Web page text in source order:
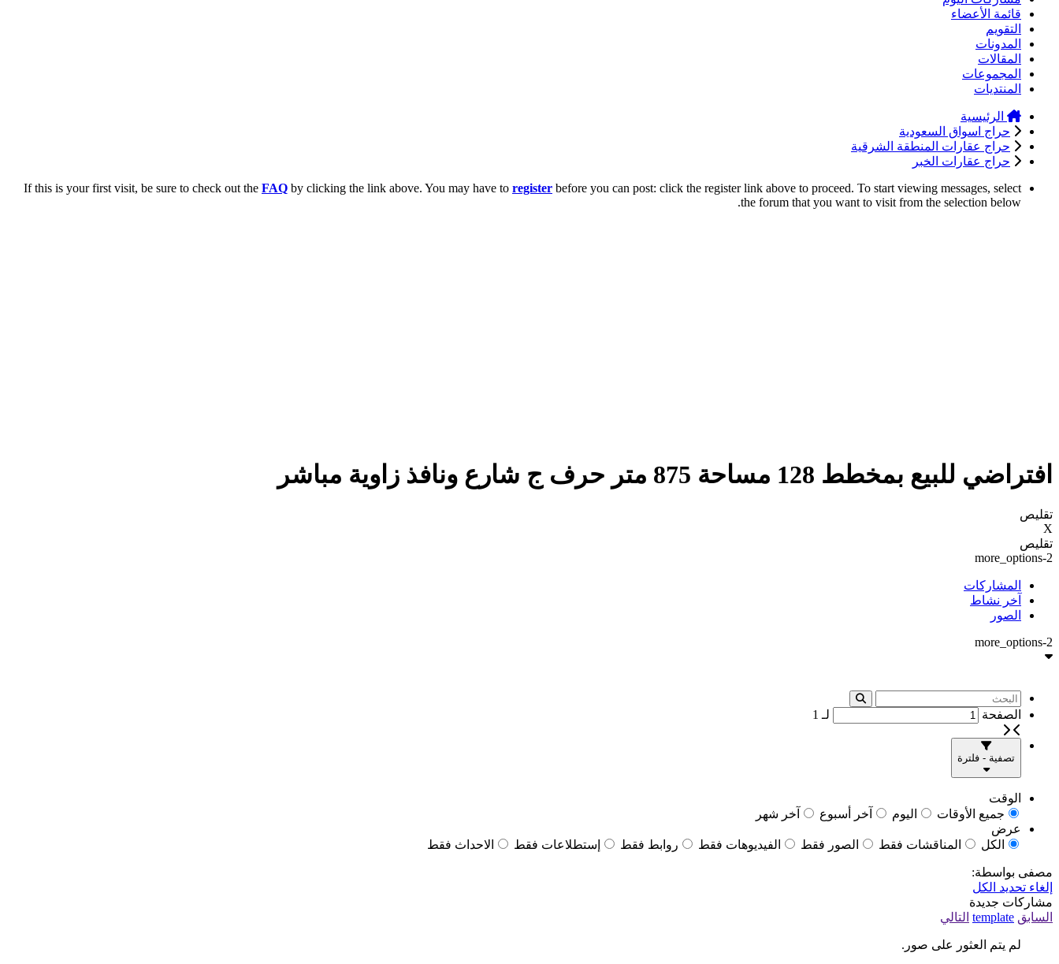
قائمة الأعضاء
التقويم
المدونات
المقالات
المجموعات
المنتديات
الرئيسية
حراج اسواق السعودية
حراج عقارات المنطقة الشرقية
حراج عقارات الخبر
If this is your first visit, be sure to check out the FAQ by clicking the link above. You may have to register before you can post: click the register link above to proceed. To start viewing messages, select
the forum that you want to visit from the selection below.
افتراضي للبيع بمخطط 128 مساحة 875 متر حرف ج شارع ونافذ زاوية مباشر
تقليص
X
تقليص
more_options-2
المشاركات
آخر نشاط
الصور
more_options-2
الصفحة لـ 1
تصفية - فلترة
الوقت
جميع الأوقات
اليوم آخر أسبوع
آخر شهر
عرض
الكل
المناقشات فقط الصور فقط الفيديوهات فقط روابط فقط إستطلاعات فقط الاحداث فقط
مصفى بواسطة:
إلغاء تحديد الكل
مشاركات جديدة
السابق template التالي
لم يتم العثور على صور.